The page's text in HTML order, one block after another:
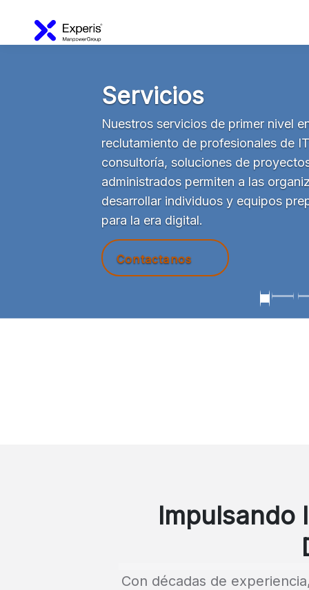
proyectos y servicios
las organizaciones
preparados
Impulsando
Con décadas de